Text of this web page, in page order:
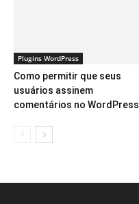
Plugins WordPress
Como permitir que seus
usuários assinem
comentários no WordPress